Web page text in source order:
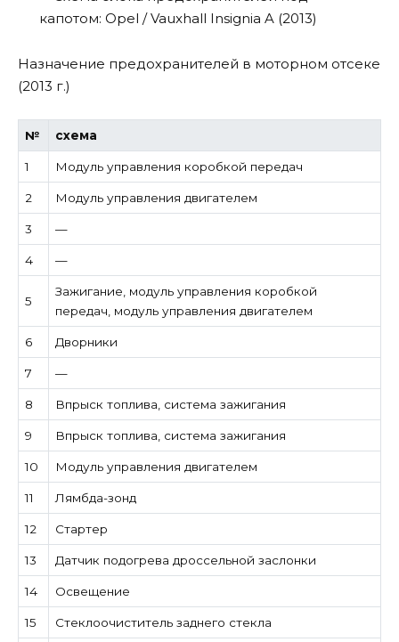
Назначение предохранителей в моторном отсеке
(2013 г.)
№ схема
1 Модуль управления коробкой передач
2 Модуль управления двигателем
3 —
4 —
5
Зажигание, модуль управления коробкой
передач, модуль управления двигателем
6 Дворники
7 —
8 Впрыск топлива, система зажигания
9 Впрыск топлива, система зажигания
10 Модуль управления двигателем
11 Лямбда-зонд
12 Стартер
13 Датчик подогрева дроссельной заслонки
14 Освещение
15 Стеклоочиститель заднего стекла